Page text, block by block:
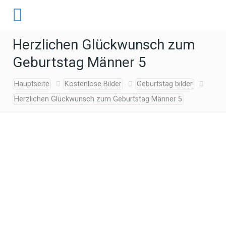
Herzlichen Glückwunsch zum
Geburtstag Männer 5
Hauptseite Kostenlose Bilder
Geburtstag bilder
Herzlichen Glückwunsch zum Geburtstag Männer 5